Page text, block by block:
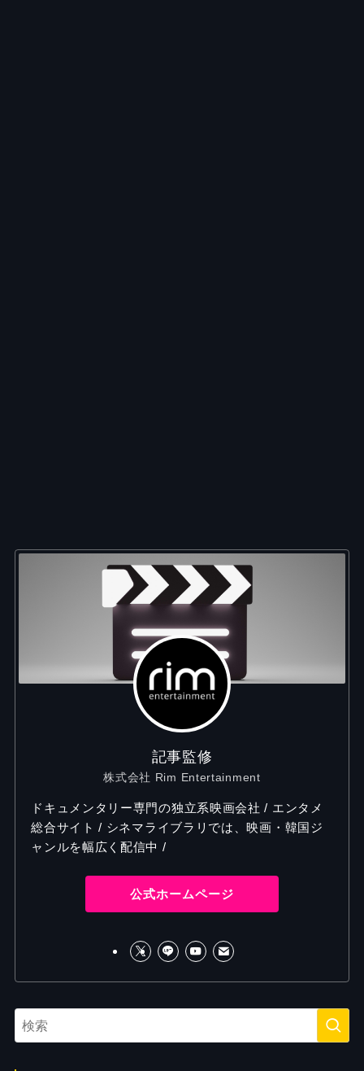
記事監修
株式会社 Rim Entertainment
ドキュメンタリー専門の独立系映画会社 / エンタメ
総合サイト / シネマライブラリでは、映画・韓国ジ
ャンルを幅広く配信中 /
公式ホームページ